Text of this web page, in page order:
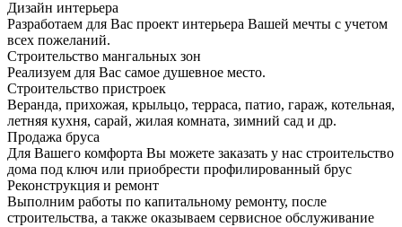
Дизайн интерьера
Разработаем для Вас проект интерьера Вашей мечты с учетом
всех пожеланий.
Строительство мангальных зон
Реализуем для Вас самое душевное место.
Строительство пристроек
Веранда, прихожая, крыльцо, терраса, патио, гараж, котельная,
летняя кухня, сарай, жилая комната, зимний сад и др.
Продажа бруса
Для Вашего комфорта Вы можете заказать у нас строительство
дома под ключ или приобрести профилированный брус
Реконструкция и ремонт
Выполним работы по капитальному ремонту, после
строительства, а также оказываем сервисное обслуживание